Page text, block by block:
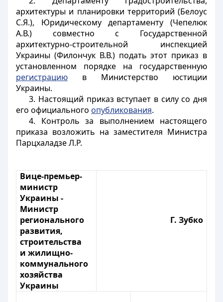
архитектуры и планировки территорий (Белоус
С.Я.), Юридическому департаменту (Чепелюк
А.В.) совместно с Государственной
архитектурно-строительной инспекцией
Украины (Филончук В.В.) подать этот приказ в
установленном порядке на государственную
регистрацию в Министерство юстиции
Украины.
3. Настоящий приказ вступает в силу со дня
его официального опубликования.
4. Контроль за выполнением настоящего
приказа возложить на заместителя Министра
Парцхаладзе Л.Р.
Вице-премьер-
министр
Украины -
Министр
регионального
развития,
строительства
и жилищно-
коммунального
хозяйства
Украины
Г. Зубко